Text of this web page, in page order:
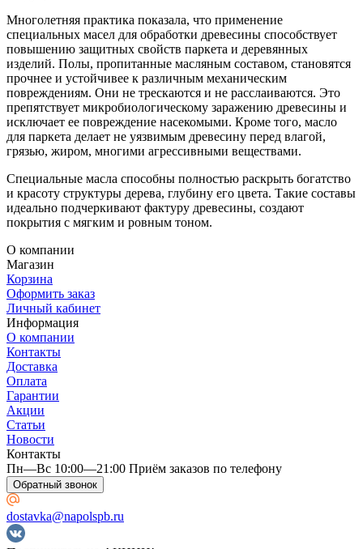
Alsafloor
Многолетняя практика показала, что применение
специальных масел для обработки древесины способствует
повышению защитных свойств паркета и деревянных
изделий. Полы, пропитанные масляным составом, становятся
прочнее и устойчивее к различным механическим
повреждениям. Они не трескаются и не расслаиваются. Это
препятствует микробиологическому заражению древесины и
исключает ее повреждение насекомыми. Кроме того, масло
для паркета делает не уязвимым древесину перед влагой,
грязью, жиром, многими агрессивными веществами.
Специальные масла способны полностью раскрыть богатство
и красоту структуры дерева, глубину его цвета. Такие составы
идеально подчеркивают фактуру древесины, создают
покрытия с мягким и ровным тоном.
О компании
Магазин
Корзина
Оформить заказ
Личный кабинет
Информация
О компании
Контакты
Доставка
Оплата
Гарантии
Акции
Статьи
Новости
Контакты
Пн—Вс 10:00—21:00 Приём заказов по телефону
Обратный звонок
dostavka@napolspb.ru